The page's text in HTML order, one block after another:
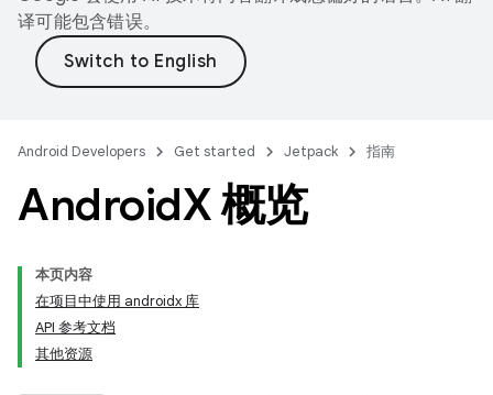
译可能包含错误。
Android Developers Get started Jetpack 指南
AndroidX 概览
本页内容
在项目中使用 androidx 库
API 参考文档
其他资源